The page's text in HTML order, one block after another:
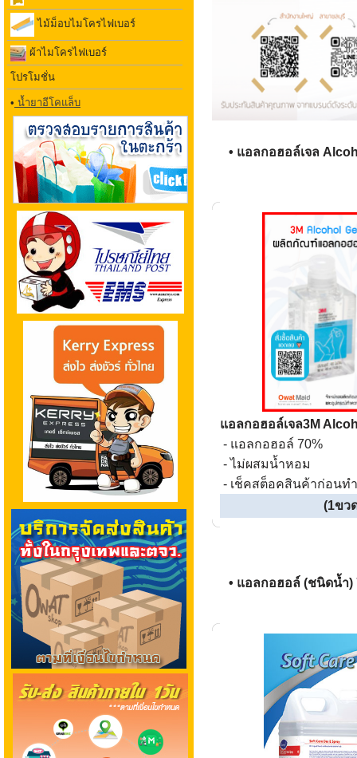
ไม้ม็อบไมโครไฟเบอร์
ผ้าไมโครไฟเบอร์
โปรโมชั่น
• น้ำยาอีโคแล็บ
• แอลกอฮอล์เจล
แอลกอฮอล์เจล3M
- แอลกอฮอล์ 70%
- ไม่ผสมน้ำหอม
- เช็คสต็อคสินค้าก่อนท
(1ขว
• แอลกอฮอล์ (ชนิดน้ำ)